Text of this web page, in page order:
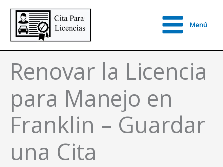
contenido
Main
Menú
Renovar la Licencia
para Manejo en
Franklin – Guardar
una Cita